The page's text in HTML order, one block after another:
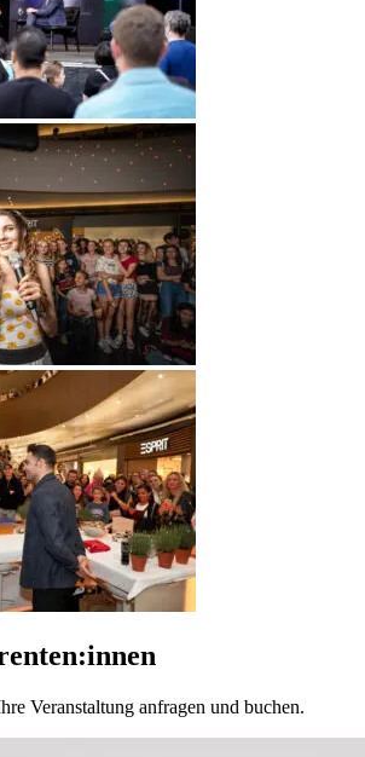
Veranstaltung anfragen und buchen.